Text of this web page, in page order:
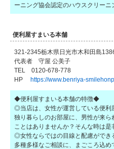
ーニング協会認定のハウスクリーニ
便利屋すまいる本舗
321-2345栃木県日光市木和田島
代表者 守屋 公美子
TEL 0120-678-778
HPhttps://www.benriya-
◆便利屋すまいる本舗の特徴◆
◎当店は、女性が運営している便利
独り暮らしのお部屋に、男性が来
ことはありませんか？そんな時は是
◎女性ならではの目線と配慮ができ
多種多様なご相談に、まごころ込め